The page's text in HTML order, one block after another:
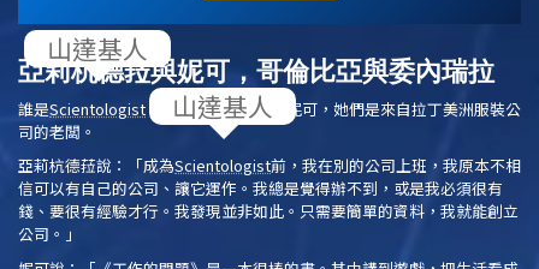
亞莉杭德菈與妮可，哥倫比亞與委內瑞拉
誰是Scientologist ？認識亞莉杭德菈與妮可，她們是來自拉丁美洲服裝公
司的老闆。
亞莉杭德菈說：「成為Scientologist前，我在別的公司上班，我原本不相
信可以有自己的公司、讓它運作。我總是覺得辦不到，或是我必須很有
錢、要很有經驗才行。我發現並非如此。只需要簡單的資料，我就能創立
公司。」